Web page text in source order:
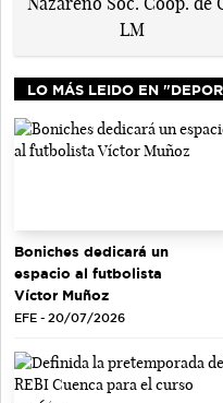
LO MÁS LEIDO EN
Boniches dedicará un
espacio al futbolista
Víctor Muñoz
EFE - 20/07/2026